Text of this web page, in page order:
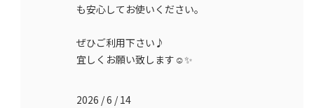
も安心してお使いください。
ぜひご利用下さい♪
宜しくお願い致します☺️✨
2026 / 6 / 14